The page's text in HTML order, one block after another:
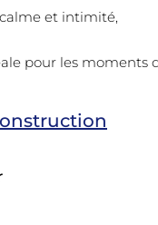
et intimité,
pour les moments